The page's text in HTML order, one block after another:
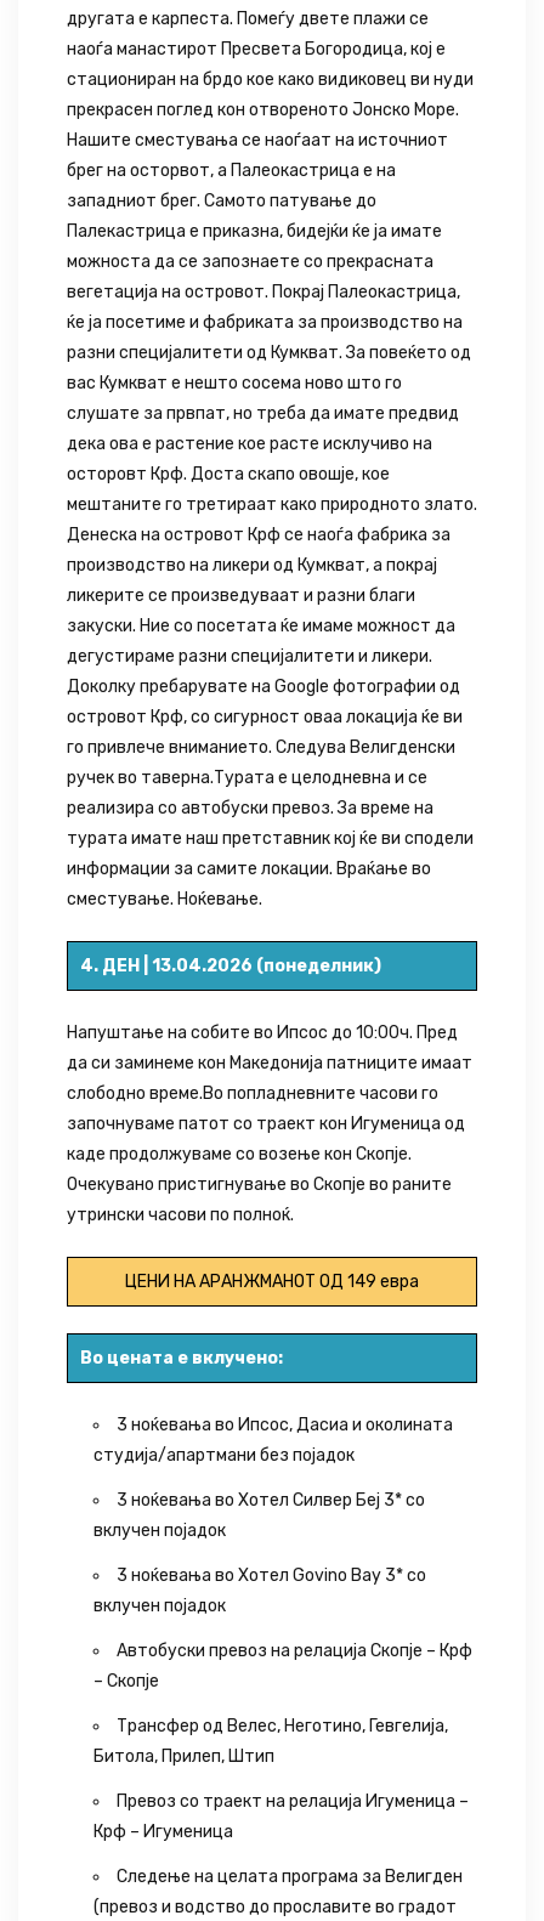
другата е карпеста. Помеѓу двете плажи се
наоѓа манастирот Пресвета Богородица, коj е
стациониран на брдо кое како видиковец ви нуди
прекрасен поглед кон отвореното Јонско Море.
Нашите сместувања се наоѓаат на источниот
брег на осторвот, а Палеокастрица е на
западниот брег. Самото патување до
Палекастрица е приказна, бидејќи ќе ја имате
можноста да се запознаете со прекрасната
вегетација на островот. Покрај Палеокастрица,
ќе ја посетиме и фабриката за производство на
разни специјалитети од Кумкват. За повеќето од
вас Кумкват е нешто сосема ново што го
слушате за првпат, но треба да имате предвид
дека ова е растение кое расте исклучиво на
осторовт Крф. Доста скапо овошје, кое
мештаните го третираат како природното злато.
Денеска на островот Крф се наоѓа фабрика за
производство на ликери од Кумкват, а покрај
ликерите се произведуваат и разни благи
закуски. Ние со посетата ќе имаме можност да
дегустираме разни специјалитети и ликери.
Доколку пребарувате на Google фотографии од
островот Крф, со сигурност оваа локација ќе ви
го привлече вниманието. Следува Велигденски
ручек во таверна.Турата е целодневна и се
реализира со автобуски превоз. За време на
турата имате наш претставник кој ќе ви сподели
информации за самите локации. Враќање во
сместување. Ноќевање.
4. ДЕН | 13.04.2026 (понеделник)
Напуштање на собите во Ипсос до 10:00ч. Пред
да си заминеме кон Македонија патниците имаат
слободно време.Во попладневните часови го
започнуваме патот со траект кон Игуменица од
каде продолжуваме со возење кон Скопје.
Очекувано пристигнување во Скопје во раните
утрински часови по полноќ.
ЦЕНИ НА АРАНЖМАНОТ ОД 149 евра
Во цената е вклучено:
3 ноќевања во Ипсос, Дасиа и околината
студија/апартмани без појадок
3 ноќевања во Хотел Силвер Беј 3* со
вклучен појадок
3 ноќевања во Хотел Govino Bay 3* со
вклучен појадок
Автобуски превоз на релација Скопје – Крф
– Скопје
Трансфер од Велес, Неготино, Гевгелија,
Битола, Прилеп, Штип
Превоз со траект на релација Игуменица –
Крф – Игуменица
Следење на целата програма за Велигден
(превоз и водство до прославите во градот